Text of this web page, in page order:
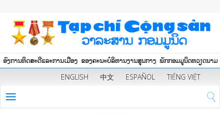
ອົງການທິດສະດີແລະການເມືອງ ຂອງຄະນະບໍລິຫານງານສູນກາງ ພັກກອມມູນິດຫວຽດນາມ
ENGLISH 中文 ESPAÑOL TIẾNG VIỆT